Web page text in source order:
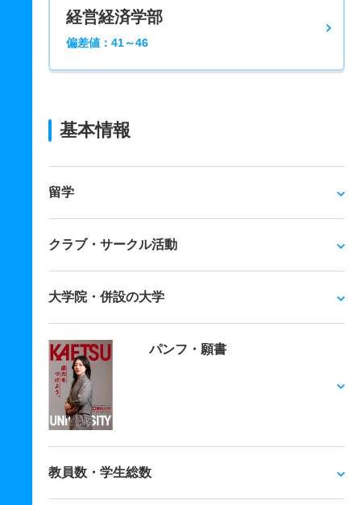
経営経済学部
偏差値：41～46
基本情報
留学
クラブ・サークル活動
大学院・併設の大学
パンフ・願書
教員数・学生総数